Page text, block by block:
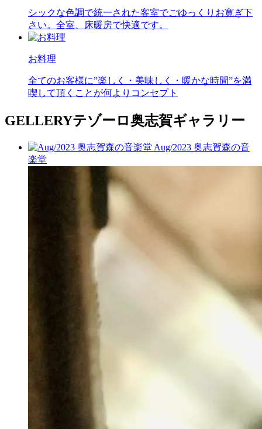
シックな色調で統一された客室でごゆっくりお寛ぎ下
さい。全室、床暖房で快適です。
お料理
全てのお客様に”楽しく・美味しく・暖かな時間”を満
喫して頂くことが何よりコンセプト
GELLERYテゾーロ奥志賀ギャラリー
Aug/2023 奥志賀森の音
楽堂